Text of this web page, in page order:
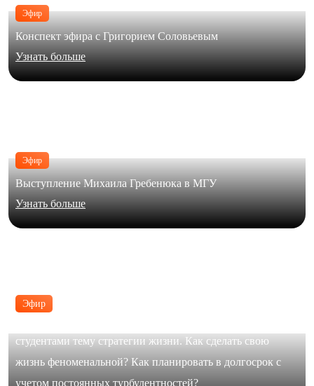
Эфир
студентами тему стратегии жизни. Как сделать свою
жизнь феноменальной? Как планировать в долгосрок с
учетом постоянных турбулентностей?
Эфир
Конспект эфира с Григорием Соловьевым
Узнать больше
Эфир
Выступление Михаила Гребенюка в МГУ
Узнать больше